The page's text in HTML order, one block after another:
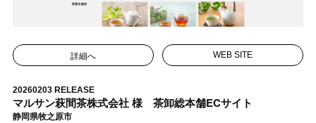
詳細へ WEB SITE
20260203 RELEASE
マルサン萩間茶株式会社 様 茶卸総本舗ECサイト
静岡県牧之原市